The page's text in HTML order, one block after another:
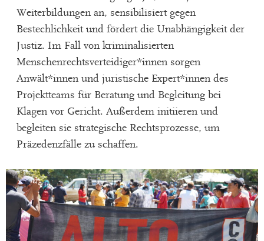
Weiterbildungen an, sensibilisiert gegen
Bestechlichkeit und fördert die Unabhängigkeit der
Justiz. Im Fall von kriminalisierten
Menschenrechtsverteidiger*innen sorgen
Anwält*innen und juristische Expert*innen des
Projektteams für Beratung und Begleitung bei
Klagen vor Gericht. Außerdem initiieren und
begleiten sie strategische Rechtsprozesse, um
Präzedenzfälle zu schaffen.